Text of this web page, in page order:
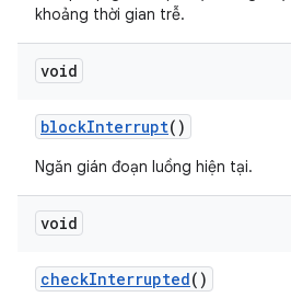
khoảng thời gian trễ.
void
blockInterrupt()
Ngăn gián đoạn luồng hiện tại.
void
checkInterrupted()